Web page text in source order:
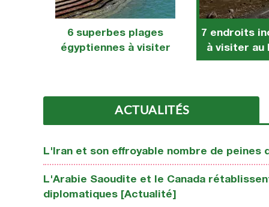
6 superbes plages
égyptiennes à visiter
7 endroits
à visiter au
ACTUALITÉS
L'Iran et son effroyable nombre de
L'Arabie Saoudite et le Canada
diplomatiques [Actualité]